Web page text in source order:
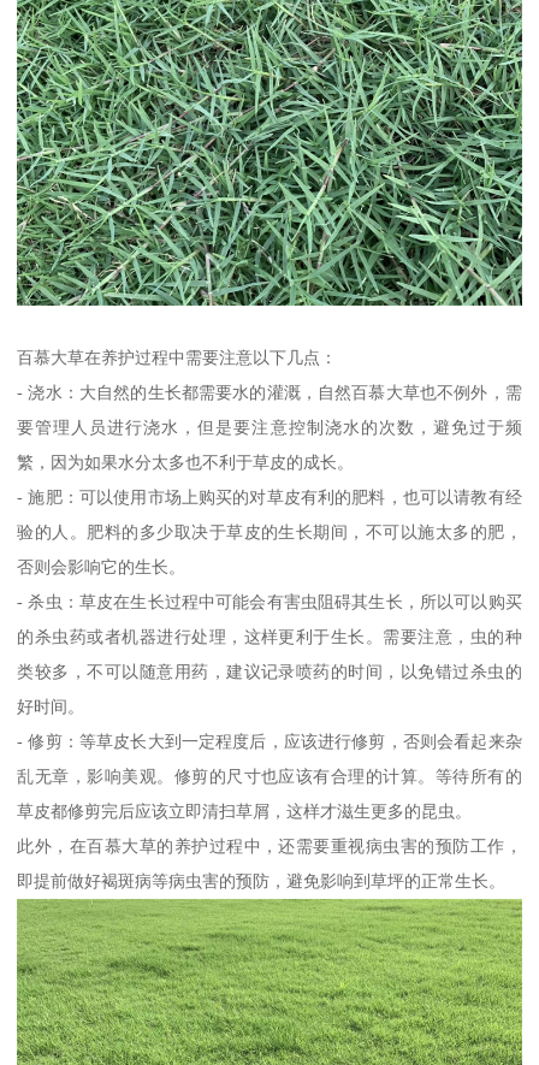
百慕大草在养护过程中需要注意以下几点：
- 浇水：大自然的生长都需要水的灌溉，自然百慕大草也不例外，需
要管理人员进行浇水，但是要注意控制浇水的次数，避免过于频
繁，因为如果水分太多也不利于草皮的成长。
- 施肥：可以使用市场上购买的对草皮有利的肥料，也可以请教有经
验的人。肥料的多少取决于草皮的生长期间，不可以施太多的肥，
否则会影响它的生长。
- 杀虫：草皮在生长过程中可能会有害虫阻碍其生长，所以可以购买
的杀虫药或者机器进行处理，这样更利于生长。需要注意，虫的种
类较多，不可以随意用药，建议记录喷药的时间，以免错过杀虫的
好时间。
- 修剪：等草皮长大到一定程度后，应该进行修剪，否则会看起来杂
乱无章，影响美观。修剪的尺寸也应该有合理的计算。等待所有的
草皮都修剪完后应该立即清扫草屑，这样才滋生更多的昆虫。
此外，在百慕大草的养护过程中，还需要重视病虫害的预防工作，
即提前做好褐斑病等病虫害的预防，避免影响到草坪的正常生长。